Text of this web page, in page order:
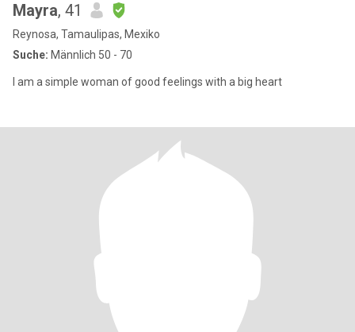
Mayra, 41
Reynosa, Tamaulipas, Mexiko
Suche: Männlich 50 - 70
I am a simple woman of good feelings with a big heart